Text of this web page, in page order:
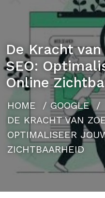
De Kracht
SEO:
Online
HOME / GOOGLE/
DE KRACHT VAN
OPTIMALISEER
ZICHTBAARHEID